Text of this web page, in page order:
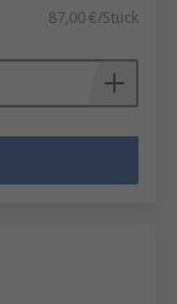
87,00 €/Stück